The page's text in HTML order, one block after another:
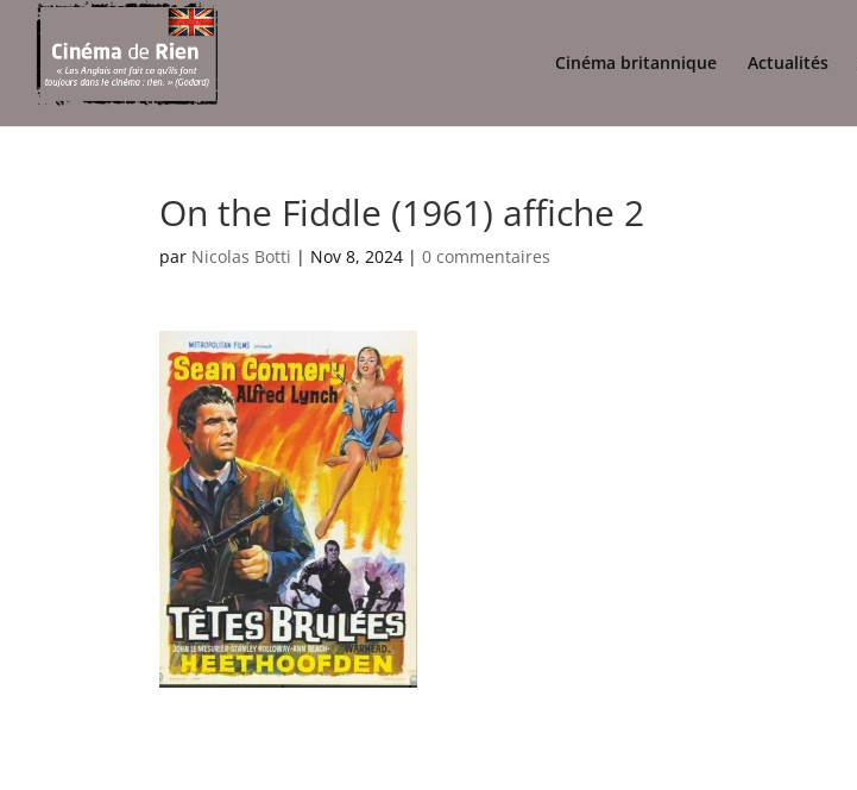
Cinéma britannique Actualités
On the Fiddle (1961) affiche 2
par Nicolas Botti | Nov 8, 2024 |0 commentaires